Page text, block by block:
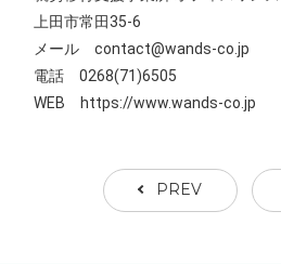
上田市常田35-6
メール contact@wands-co.jp
電話 0268(71)6505
WEB
https://www.wands-co.jp
PREV